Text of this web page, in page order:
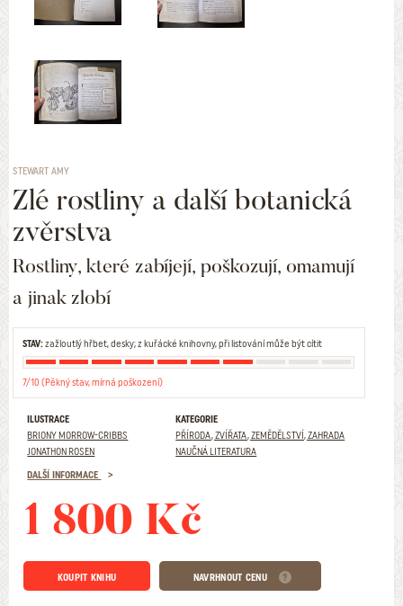
STEWART AMY
Zlé rostliny a další botanická
zvěrstva
Rostliny, které zabíjejí, poškozují, omamují
a jinak zlobí
STAV:zažloutlý hřbet, desky; z kuřácké knihovny, při listování může být cítit
7/10 (Pěkný stav, mírná poškození)
ILUSTRACE
BRIONY MORROW-CRIBBS
JONATHON ROSEN
KATEGORIE
PŘÍRODA, ZVÍŘATA, ZEMĚDĚLSTVÍ, ZAHRADA
NAUČNÁ LITERATURA
DALŠÍ INFORMACE
1 800 Kč
KOUPIT KNIHU NAVRHNOUT CENU